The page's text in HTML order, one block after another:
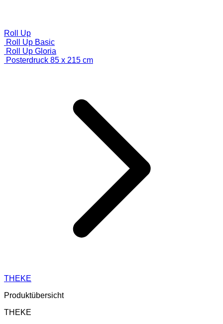
Roll Up
Roll Up Basic
Roll Up Gloria
Posterdruck 85 x 215 cm
THEKE
Produktübersicht
THEKE